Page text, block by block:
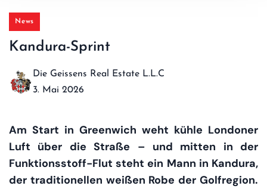
News
Kandura-Sprint
Die Geissens Real Estate L.L.C
3. Mai 2026
Am Start in Greenwich weht kühle Londoner
Luft über die Straße – und mitten in der
Funktionsstoff-Flut steht ein Mann in Kandura,
der traditionellen weißen Robe der Golfregion.